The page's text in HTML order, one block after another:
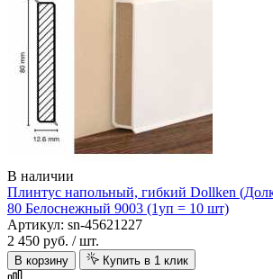
В наличии
Плинтус напольный, гибкий Dollken
80 Белоснежный 9003 (1уп = 10 шт)
Артикул: sn-45621227
2 450 руб. / шт.
В корзину Купить в 1 клик